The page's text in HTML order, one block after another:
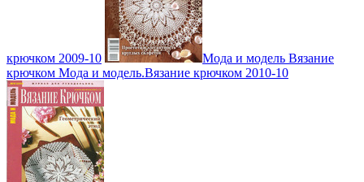
крючком 2009-10
Мода и модель Вязание
крючком Мода и модель.Вязание крючком 2010-10